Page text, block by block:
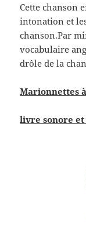
Cette chanson
intonation et
chanson.Par
vocabulaire
drôle de la
Marionnettes
livre sonore et